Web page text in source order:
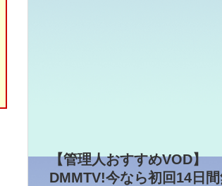
【管理人おすすめVOD】
DMMTV!今なら初回14日